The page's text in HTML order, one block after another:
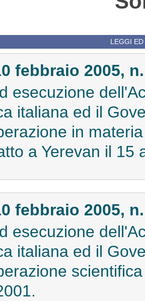
LEGGI
febbraio 2005,
esecuzione
italiana ed il
in
a Yerevan il 15
febbraio 2005,
esecuzione
italiana ed il